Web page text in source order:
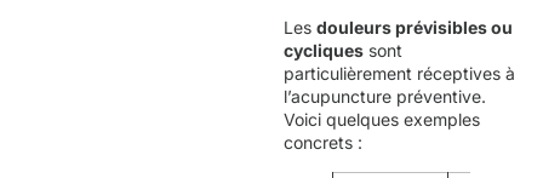
Les douleurs prévisibles ou
cycliques sont
particulièrement réceptives à
l’acupuncture préventive.
Voici quelques exemples
concrets :